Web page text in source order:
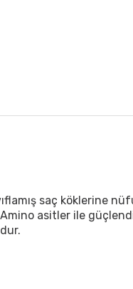
saç köklerine
Amino asitler ile